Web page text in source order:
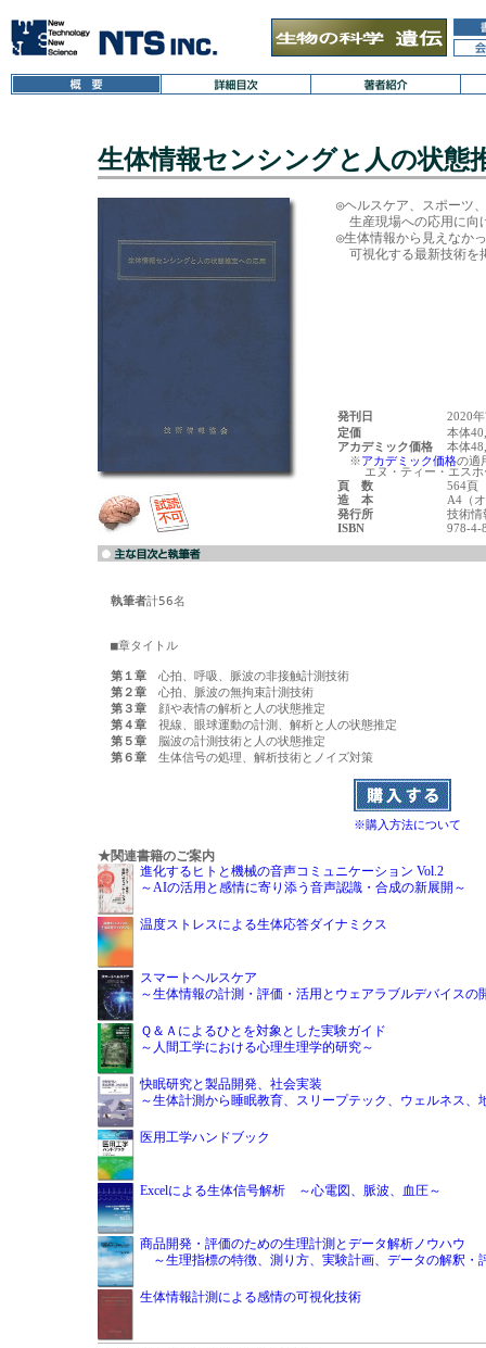
生体情報センシングと人の状態
◎ヘルスケア、スポーツ
生産現場への応用に向
◎生体情報から見えなか
発刊日
2020
定価
本体
アカデミック価格
本体
※アカデミック価格の適
エヌ・ティー・エスホ
頁 数
564頁
造 本
A4（
発行所
技術情
ISBN
978-4-
執筆者計56名
■章タイトル
第１章
第２章
第３章
第４章
第５章
第６章
※購入方法について
★関連書籍のご案内
進化するヒトと機械の音声コミュニケーション Vol.2
～AIの活用と感情に寄り添う音声認識・合成の新展開～
温度ストレスによる生体応答ダイナミクス
スマートヘルスケア
～生体情報の計測・評価・活用とウェアラブルデバイスの
Ｑ＆Ａによるひとを対象とした実験ガイド
～人間工学における心理生理学的研究～
快眠研究と製品開発、社会実装
～生体計測から睡眠教育、スリープテック、ウェルネス、
医用工学ハンドブック
Excelによる生体信号解析 ～心電図、脈波、血圧～
商品開発・評価のための生理計測とデータ解析ノウハウ
～生理指標の特徴、測り方、実験計画、データの解釈・
生体情報計測による感情の可視化技術